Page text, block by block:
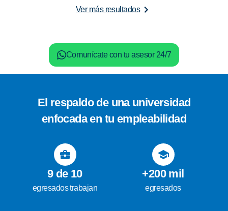
Ver más resultados
Comunícate con tu asesor 24/7
El respaldo de una universidad
enfocada en tu empleabilidad
9 de 10
egresados trabajan
+200 mil
egresados